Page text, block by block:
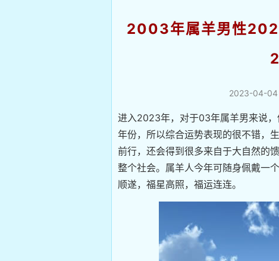
2003年属羊男性
2023-04-04
进入2023年，对于03年属羊男来说
年份，所以综合运势表现的很不错，
前行，还会得到很多来自于大自然的
整个社会。属羊人今年可随身佩戴一
顺遂，福星高照，福运连连。